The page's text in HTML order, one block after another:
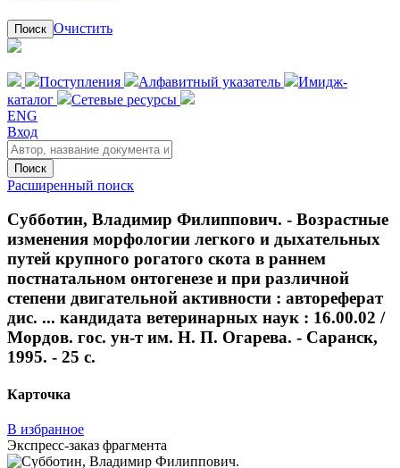
Поиск Очистить
Поступления Алфавитный указатель
Имидж-
каталог
Сетевые ресурсы
ENG
Вход
Поиск
Расширенный поиск
Субботин, Владимир Филиппович. - Возрастные
изменения морфологии легкого и дыхательных
путей крупного рогатого скота в раннем
постнатальном онтогенезе и при различной
степени двигательной активности : автореферат
дис. ... кандидата ветеринарных наук : 16.00.02 /
Мордов. гос. ун-т им. Н. П. Огарева. - Саранск,
1995. - 25 с.
Карточка
В избранное
Экспресс-заказ фрагмента